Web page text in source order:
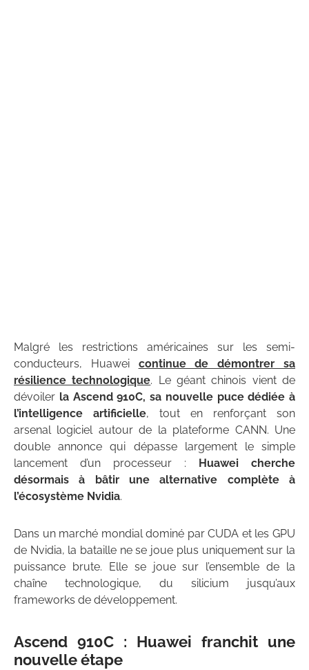
Malgré les restrictions américaines sur les semi-
conducteurs, Huawei continue de démontrer sa
résilience technologique. Le géant chinois vient de
dévoiler la Ascend 910C, sa nouvelle puce dédiée à
l’intelligence artificielle, tout en renforçant son
arsenal logiciel autour de la plateforme CANN. Une
double annonce qui dépasse largement le simple
lancement d’un processeur : Huawei cherche
désormais à bâtir une alternative complète à
l’écosystème Nvidia.
Dans un marché mondial dominé par CUDA et les GPU
de Nvidia, la bataille ne se joue plus uniquement sur la
puissance brute. Elle se joue sur l’ensemble de la
chaîne technologique, du silicium jusqu’aux
frameworks de développement.
Ascend 910C : Huawei franchit une
nouvelle étape